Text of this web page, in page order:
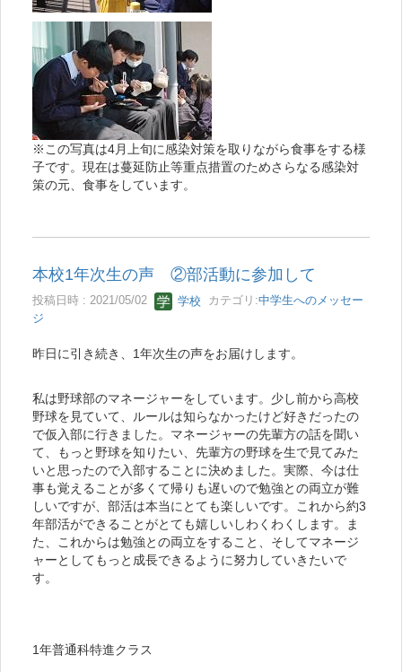
※この写真は4月上旬に感染対策を取りながら食事をする様
子です。 現在は蔓延防止等重点措置のためさらなる感染対
策の元、 食事をしています。
本校1年次生の声 ②部活動に参加して
投稿日時 : 2021/05/02 学校 カテゴリ:中学生へのメッセー
ジ
昨日に引き続き、1年次生の声をお届けします。
私は野球部のマネージャーをしています。少し前から高校
野球を見ていて、ルールは知らなかったけど好きだったの
で仮入部に行きました。マネージャーの先輩方の話を聞い
て、もっと野球を知りたい、先輩方の野球を生で見てみた
いと思ったので入部することに決めました。実際、今は仕
事も覚えることが多くて帰りも遅いので勉強との両立が難
しいですが、部活は本当にとても楽しいです。これから約3
年部活ができることがとても嬉しいしわくわくします。ま
た、これからは勉強との両立をすること、そしてマネージ
ャーとしてもっと成長できるように努力していきたいで
す。
1年普通科特進クラス